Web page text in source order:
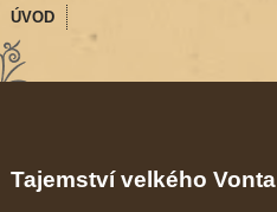
ÚVOD
Tajemství velkého Vonta